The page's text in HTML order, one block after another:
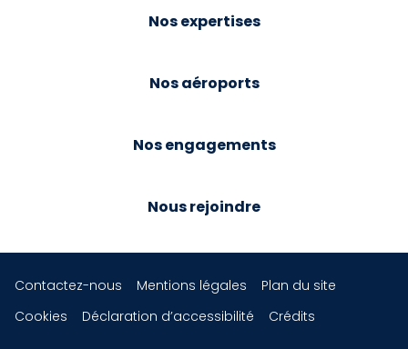
Nos expertises
Nos aéroports
Nos engagements
Nous rejoindre
Contactez-nous Mentions légales
Plan du site
Cookies
Déclaration d’accessibilité Crédits